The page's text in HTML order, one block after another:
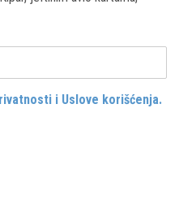
i Uslove korišćenja.